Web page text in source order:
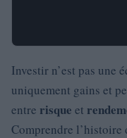
Investir n’est pas une
uniquement gains et
entre risque et
Comprendre l’histoire